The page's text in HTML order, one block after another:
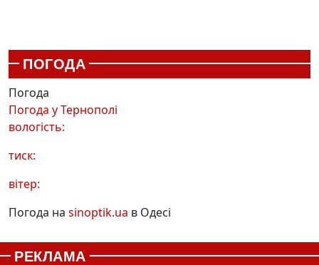
ПОГОДА
Погода
Погода уТернополі
вологість:
тиск:
вітер:
Погода на sinoptik.ua в Одесі
РЕКЛАМА